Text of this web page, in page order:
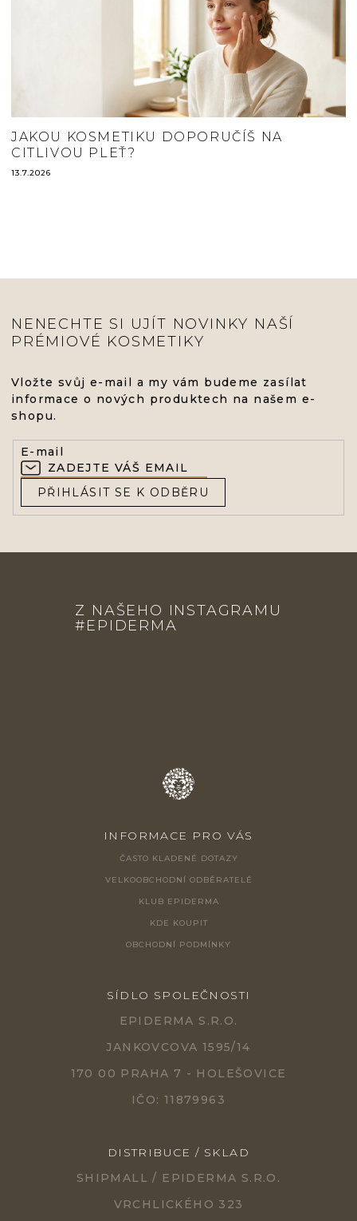
JAKOU KOSMETIKU DOPORUČÍŠ NA
CITLIVOU PLEŤ?
13.7.2026
NENECHTE SI UJÍT NOVINKY NAŠÍ
PRÉMIOVÉ KOSMETIKY
Vložte svůj e-mail a my vám budeme zasílat
informace o nových produktech na našem e-
shopu.
E-mail
PŘIHLÁSIT SE K ODBĚRU
Z NAŠEHO INSTAGRAMU
#EPIDERMA
INFORMACE PRO VÁS
ČASTO KLADENÉ DOTAZY
VELKOOBCHODNÍ ODBĚRATELÉ
KLUB EPIDERMA
KDE KOUPIT
OBCHODNÍ PODMÍNKY
SÍDLO SPOLEČNOSTI
EPIDERMA S.R.O.
JANKOVCOVA 1595/14
170 00 PRAHA 7 - HOLEŠOVICE
IČO: 11879963
DISTRIBUCE / SKLAD
SHIPMALL / EPIDERMA S.R.O.
VRCHLICKÉHO 323